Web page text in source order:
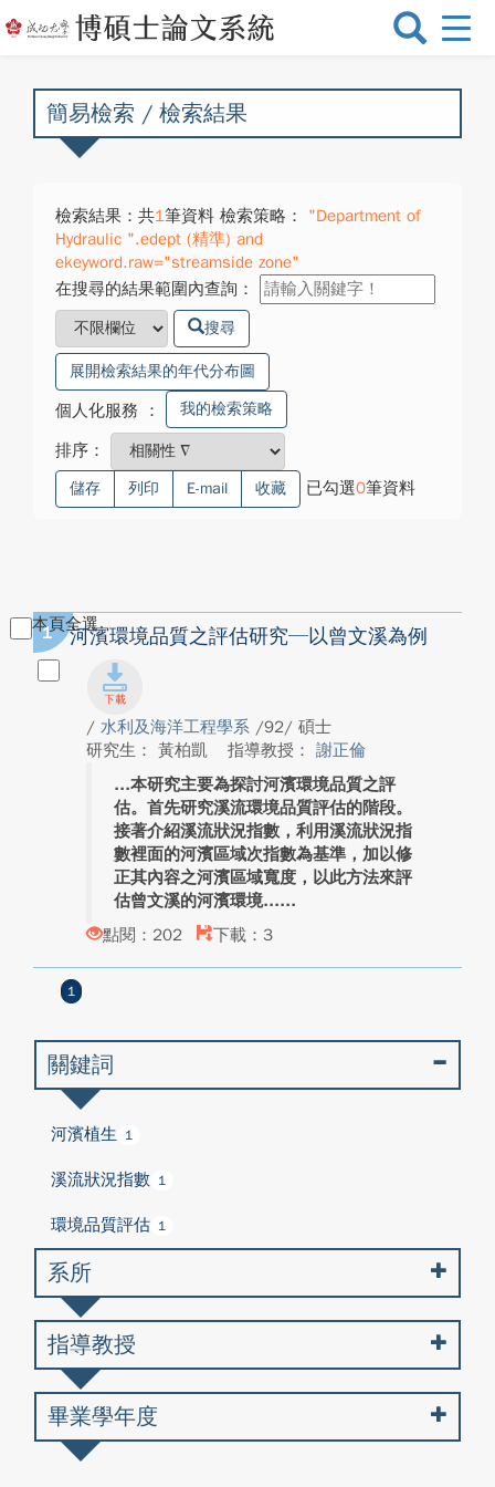
選
換
簡易檢索 / 檢索結果
檢索結果：共1筆資料 檢索策略：
"Department of
Hydraulic ".edept (精準) and
ekeyword.raw="streamside zone"
在搜尋的結果範圍內查詢：
搜尋
展開檢索結果的年代分布圖
個人化服務 ： 我的檢索策略
排序：
儲存 列印 E-mail 收藏 已勾選0筆資料
本頁全選
1 河濱環境品質之評估研究─以曾文溪為例
/ 水利及海洋工程學系 /92/ 碩士
研究生： 黃柏凱
指導教授： 謝正倫
本研究主要為探討河濱環境品質之評
估。首先研究溪流環境品質評估的階段。
接著介紹溪流狀況指數，利用溪流狀況指
數裡面的河濱區域次指數為基準，加以修
正其內容之河濱區域寬度，以此方法來評
估曾文溪的河濱環境...
點閱：202
下載：3
1
關鍵詞
河濱植生 1
溪流狀況指數 1
環境品質評估 1
系所
指導教授
畢業學年度